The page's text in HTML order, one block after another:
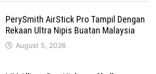
PerySmith AirStick Pro Tampil Dengan
Rekaan Ultra Nipis Buatan Malaysia
August 5, 2026